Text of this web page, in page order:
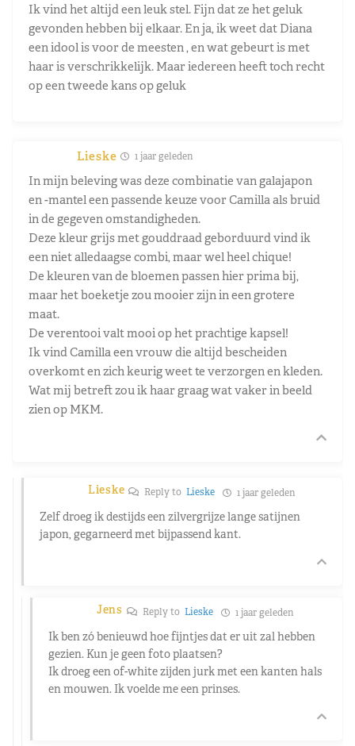
Ik vind het altijd een leuk stel. Fijn dat ze het geluk
gevonden hebben bij elkaar. En ja, ik weet dat Diana
een idool is voor de meesten , en wat gebeurt is met
haar is verschrikkelijk. Maar iedereen heeft toch recht
op een tweede kans op geluk
Lieske 1 jaar geleden
In mijn beleving was deze combinatie van galajapon
en -mantel een passende keuze voor Camilla als bruid
in de gegeven omstandigheden.
Deze kleur grijs met gouddraad geborduurd vind ik
een niet alledaagse combi, maar wel heel chique!
De kleuren van de bloemen passen hier prima bij,
maar het boeketje zou mooier zijn in een grotere
maat.
De verentooi valt mooi op het prachtige kapsel!
Ik vind Camilla een vrouw die altijd bescheiden
overkomt en zich keurig weet te verzorgen en kleden.
Wat mij betreft zou ik haar graag wat vaker in beeld
zien op MKM.
Lieske Reply toLieske 1 jaar geleden
Zelf droeg ik destijds een zilvergrijze lange satijnen
japon, gegarneerd met bijpassend kant.
Jens Reply to Lieske 1 jaar geleden
Ik ben zó benieuwd hoe fijntjes dat er uit zal hebben
gezien. Kun je geen foto plaatsen?
Ik droeg een of-white zijden jurk met een kanten hals
en mouwen. Ik voelde me een prinses.